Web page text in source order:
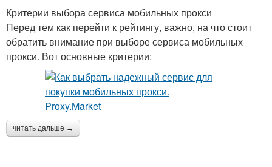
Критерии выбора сервиса мобильных прокси
Перед тем как перейти к рейтингу, важно, на что стоит
обратить внимание при выборе сервиса мобильных
прокси. Вот основные критерии:
читать дальше →